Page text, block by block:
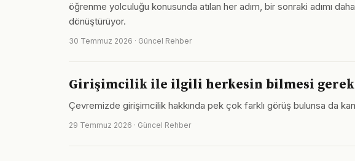
öğrenme yolculuğu konusunda atılan her adım, bir sonraki adımı
dönüştürüyor.
30 Temmuz 2026 · Güncel Rehber
Girişimcilik ile ilgili herkesin bilmesi
Çevremizde girişimcilik hakkında pek çok farklı görüş bulunsa da
29 Temmuz 2026 · Güncel Rehber